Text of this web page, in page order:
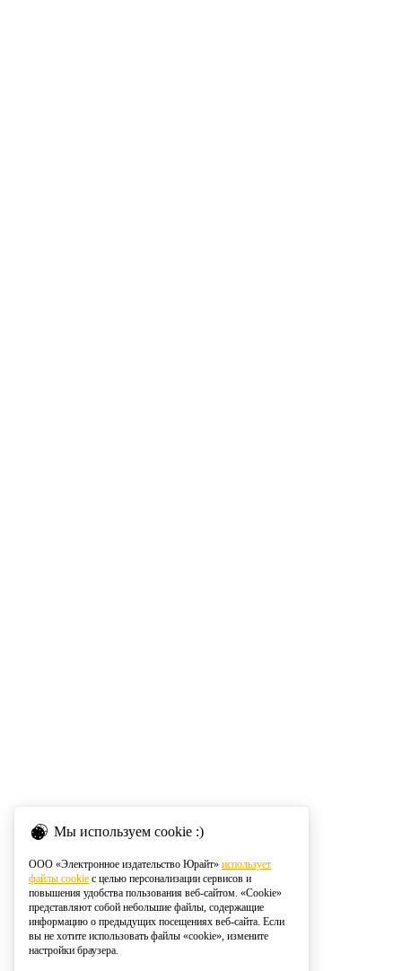
Мы используем cookie :)
ООО «Электронное издательство Юрайт» использует
файлы cookie с целью персонализации сервисов и
повышения удобства пользования веб-сайтом. «Cookie»
представляют собой небольшие файлы, содержащие
информацию о предыдущих посещениях веб-сайта. Если
вы не хотите использовать файлы «cookie», измените
настройки браузера.